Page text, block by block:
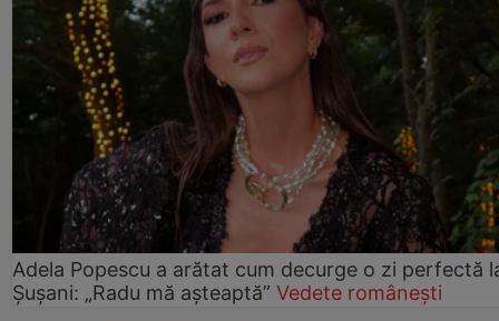
Adela Popescu a arătat cum decurge o zi perfectă
Șușani: „Radu mă așteaptă” Vedete românești